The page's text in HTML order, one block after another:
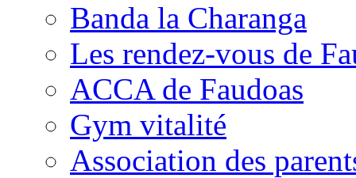
Banda la Charanga
Les rendez-vous de
ACCA de Faudoas
Gym vitalité
Association des